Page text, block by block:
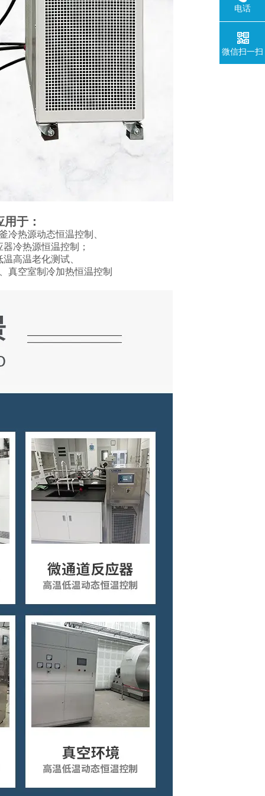
于：
冷热源动态恒温控制、
冷热源恒温控制；
高温老化测试、
真空室制冷加热恒温控制
电话
微信扫一扫